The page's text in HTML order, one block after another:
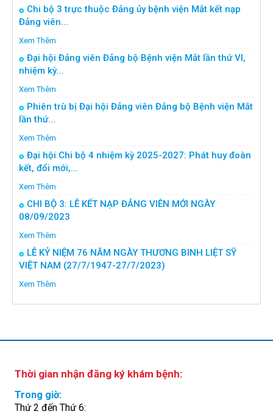
Chi bộ 3 trực thuộc Đảng ủy bệnh viện Mắt kết nạp
Đảng viên...
Xem Thêm
Đại hội Đảng viên Đảng bộ Bệnh viện Mắt lần thứ VI,
nhiệm kỳ...
Xem Thêm
Phiên trù bị Đại hội Đảng viên Đảng bộ Bệnh viện Mắt
lần thứ...
Xem Thêm
Đại hội Chi bộ 4 nhiệm kỳ 2025-2027: Phát huy đoàn
kết, đổi mới,...
Xem Thêm
CHI BỘ 3: LỄ KẾT NẠP ĐẢNG VIÊN MỚI NGÀY
08/09/2023
Xem Thêm
LỄ KỶ NIỆM 76 NĂM NGÀY THƯƠNG BINH LIỆT SỸ
VIỆT NAM (27/7/1947-27/7/2023)
Xem Thêm
Thời gian nhận đăng ký khám bệnh:
Trong giờ:
Thứ 2 đến Thứ 6: